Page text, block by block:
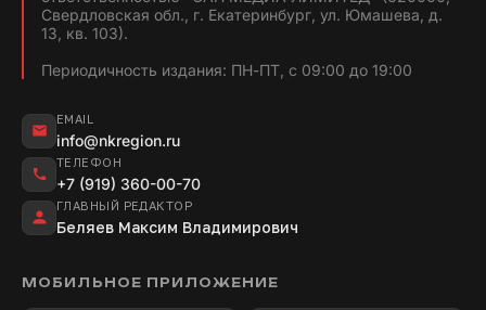
Свердловская обл., г. Екатеринбург, ул. Юмашева, д.
13, кв. 103).
Периодичность издания: ПН-ПТ, с 09:00 до 19:00
EMAIL
info@nkregion.ru
ТЕЛЕФОН
+7 (919) 360-00-70
ГЛАВНЫЙ РЕДАКТОР
Беляев Максим Владимирович
МОБИЛЬНОЕ ПРИЛОЖЕНИЕ